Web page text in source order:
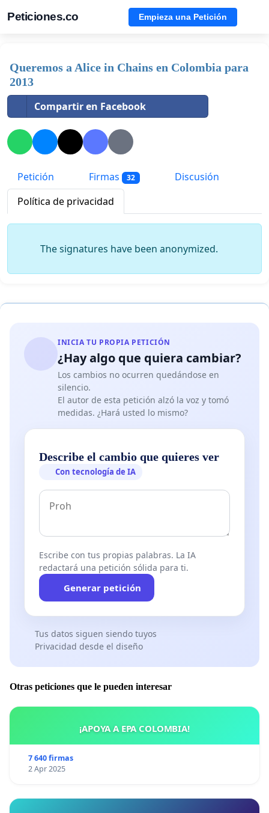
Peticiones.co Empieza una Petición
Queremos a Alice in Chains en Colombia para
2013
Compartir en Facebook
Petición Firmas 32
Discusión
Política de privacidad
The signatures have been anonymized.
INICIA TU PROPIA PETICIÓN
¿Hay algo que quiera cambiar?
Los cambios no ocurren quedándose en
silencio.
El autor de esta petición alzó la voz y tomó
medidas. ¿Hará usted lo mismo?
Describe el cambio que quieres ver
Con tecnología de IA
Escribe con tus propias palabras. La IA
redactará una petición sólida para ti.
Generar petición
Tus datos siguen siendo tuyos
Privacidad desde el diseño
Otras peticiones que le pueden interesar
¡APOYA A EPA COLOMBIA!
7 640 firmas
2 Apr 2025